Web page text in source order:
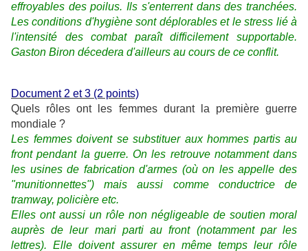
effroyables des poilus. Ils s'enterrent dans des tranchées.
Les conditions d'hygiène sont déplorables et le stress lié à
l'intensité des combat paraît difficilement supportable.
Gaston Biron décedera d'ailleurs au cours de ce conflit.
Document 2 et 3 (2 points)
Quels rôles ont les femmes durant la première guerre
mondiale ?
Les femmes doivent se substituer aux hommes partis au
front pendant la guerre. On les retrouve notamment dans
les usines de fabrication d'armes (où on les appelle des
"munitionnettes") mais aussi comme conductrice de
tramway, policière etc.
Elles ont aussi un rôle non négligeable de soutien moral
auprès de leur mari parti au front (notamment par les
lettres). Elle doivent assurer en même temps leur rôle